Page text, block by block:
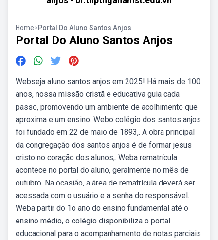
Home>Portal Do Aluno Santos Anjos
Portal Do Aluno Santos Anjos
Webseja aluno santos anjos em 2025! Há mais de 100
anos, nossa missão cristã e educativa guia cada
passo, promovendo um ambiente de acolhimento que
aproxima e um ensino. Webo colégio dos santos anjos
foi fundado em 22 de maio de 1893,. A obra principal
da congregação dos santos anjos é de formar jesus
cristo no coração dos alunos,. Weba rematrícula
acontece no portal do aluno, geralmente no mês de
outubro. Na ocasião, a área de rematrícula deverá ser
acessada com o usuário e a senha do responsável.
Weba partir do 1o ano do ensino fundamental até o
ensino médio, o colégio disponibiliza o portal
educacional para o acompanhamento de notas parciais